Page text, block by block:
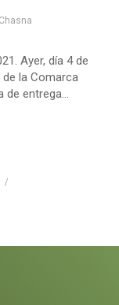
Ayer, día 4 de
la Comarca
entrega...